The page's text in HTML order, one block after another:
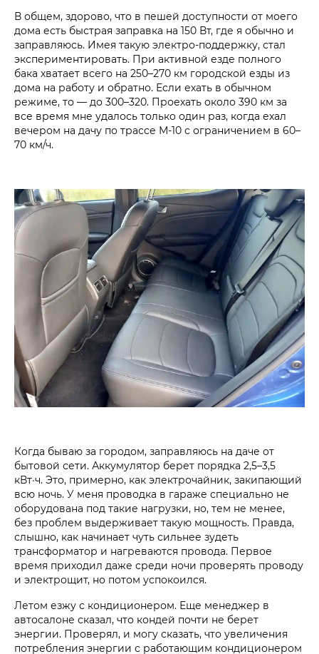
В общем, здорово, что в пешей доступности от моего
дома есть быстрая заправка на 150 Вт, где я обычно и
заправляюсь. Имея такую электро-поддержку, стал
экспериментировать. При активной езде полного
бака хватает всего на 250–270 км городской езды из
дома на работу и обратно. Если ехать в обычном
режиме, то — до 300–320. Проехать около 390 км за
все время мне удалось только один раз, когда ехал
вечером на дачу по трассе М-10 с ограничением в 60–
70 км/ч.
Когда бываю за городом, заправляюсь на даче от
бытовой сети. Аккумулятор берет порядка 2,5–3,5
кВт·ч. Это, примерно, как электрочайник, закипающий
всю ночь. У меня проводка в гараже специально не
оборудована под такие нагрузки, но, тем не менее,
без проблем выдерживает такую мощность. Правда,
слышно, как начинает чуть сильнее зудеть
трансформатор и нагреваются провода. Первое
время приходил даже среди ночи проверять проводу
и электрощит, но потом успокоился.
Летом езжу с кондиционером. Еще менеджер в
автосалоне сказал, что кондей почти не берет
энергии. Проверял, и могу сказать, что увеличения
потребления энергии с работающим кондиционером